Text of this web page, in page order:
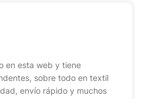
en esta web y tiene
sobre todo en textil
envío rápido y muchos